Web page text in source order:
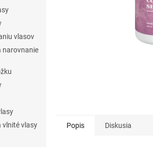
vlasov
narovnanie
vlnité vlasy
Popis Diskusia